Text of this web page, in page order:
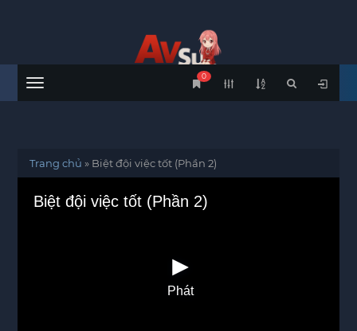
Menu
0
Trang chủ » Biệt đội việc tốt (Phần 2)
Biệt đội việc tốt (Phần 2)
Phát